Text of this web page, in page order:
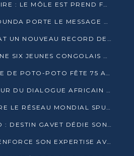
PREND FORME ET VISE LES GÉANTS DES MERS
CONSTANT SERGE BOUNDA PORTE LE MESSAGE DE COMPASSION DE DENIS SASSOU NGUESSO EN IRAN
CONGO TERMINAL BAT UN NOUVEAU RECORD DE PRODUCTIVITÉ AU PORT DE POINTE-NOIRE
LA SNPC ACCOMPAGNE SIX JEUNES CONGOLAIS AUX OLYMPIADES PANAFRICAINES DE MATHÉMATIQUES
L’ÉCOLE DE PEINTURE DE POTO-POTO FÊTE 75 ANS AU SERVICE DE L’ART CONGOLAIS
BRAZZAVILLE AU CŒUR DU DIALOGUE AFRICAIN SUR LES OBJECTIFS DE DÉVELOPPEMENT DURABLE
RUDE NGOMA INTÈGRE LE RÉSEAU MONDIAL SPUTNIK PRO APRÈS UNE FORMATION À MOSCOU
LUMIÈRES DU CONGO : DESTIN GAVET DÉDIE SON PRIX À L’UNITÉ NATIONALE ET À LA JEUNESSE
CONGO TERMINAL RENFORCE SON EXPERTISE AVEC NEUF NOUVEAUX FORMATEURS EN ENGINS PORTUAIRES